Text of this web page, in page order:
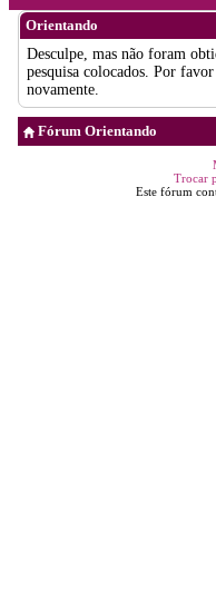
Orientando
Desculpe, mas não foram
pesquisa colocados. Por
novamente.
Fórum Orientando
Trocar
Este fórum